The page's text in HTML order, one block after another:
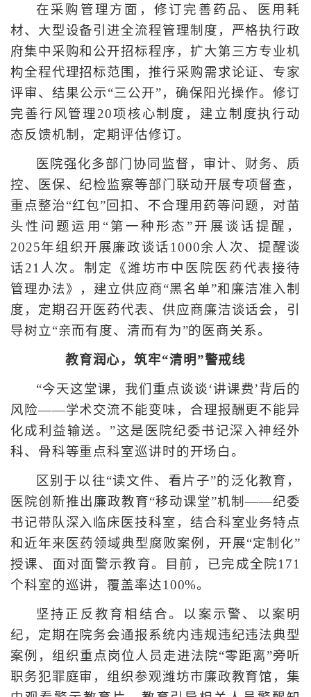
在采购管理方面，修订完善药品、医用耗
材、大型设备引进全流程管理制度，严格执行政
府集中采购和公开招标程序，扩大第三方专业机
构全程代理招标范围，推行采购需求论证、专家
评审、结果公示“三公开”，确保阳光操作。修订
完善行风管理20项核心制度，建立制度执行动
态反馈机制，定期评估修订。
医院强化多部门协同监督，审计、财务、质
控、医保、纪检监察等部门联动开展专项督查，
重点整治“红包”回扣、不合理用药等问题，对苗
头性问题运用“第一种形态”开展谈话提醒，
2025年组织开展廉政谈话1000余人次、提醒谈
话21人次。制定《潍坊市中医院医药代表接待
管理办法》，建立供应商“黑名单”和廉洁准入制
度，定期召开医药代表、供应商廉洁谈话会，引
导树立“亲而有度、清而有为”的医商关系。
教育润心，筑牢“清明”警戒线
“今天这堂课，我们重点谈谈‘讲课费’背后的
风险——学术交流不能变味，合理报酬更不能异
化成利益输送。”这是医院纪委书记深入神经外
科、骨科等重点科室巡讲时的开场白。
区别于以往“读文件、看片子”的泛化教育，
医院创新推出廉政教育“移动课堂”机制——纪委
书记带队深入临床医技科室，结合科室业务特点
和近年来医药领域典型腐败案例，开展“定制化”
授课、面对面警示教育。目前，已完成全院171
个科室的巡讲，覆盖率达100%。
坚持正反教育相结合。以案示警、以案明
纪，定期在院务会通报系统内违规违纪违法典型
案例，组织重点岗位人员走进法院“零距离”旁听
职务犯罪庭审，组织参观潍坊市廉政教育馆，集